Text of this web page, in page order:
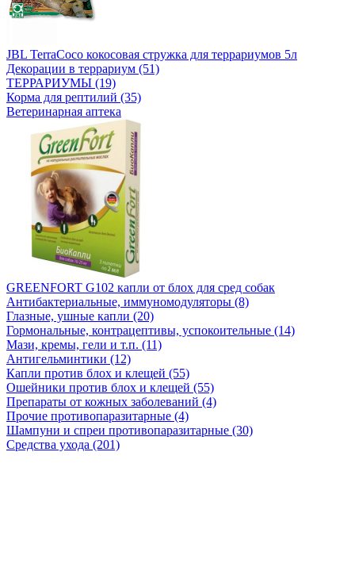
JBL TerraCoco кокосовая стружка для террариумов 5л
Декорации в террариум (51)
ТЕРРАРИУМЫ (19)
Корма для рептилий (35)
Ветеринарная аптека
GREENFORT G102 капли от блох для сред собак
Антибактериальные, иммуномодуляторы (8)
Глазные, ушные капли (20)
Гормональные, контрацептивы, успокоительные (14)
Мази, кремы, гели и т.п. (11)
Антигельминтики (12)
Капли против блох и клещей (55)
Ошейники против блох и клещей (55)
Препараты от кожных заболеваний (4)
Прочие противопаразитарные (4)
Шампуни и спреи противопаразитарные (30)
Средства ухода (201)